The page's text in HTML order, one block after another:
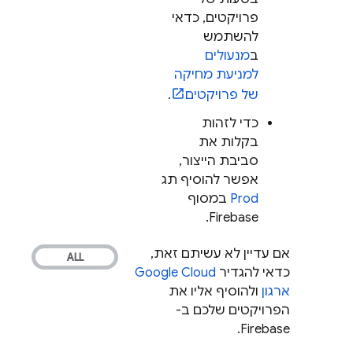
פרויקטים, כדאי
להשתמש
במנעולים
למניעת מחיקה
של פרויקטים
.
כדי לזהות
בקלות את
סביבת הייצור,
אפשר להוסיף תג
Prod במסוף
Firebase
.
אם עדיין לא עשיתם זאת,
כדאי להגדיר Google Cloud
ארגון ולהוסיף אליו את
הפרויקטים שלכם ב-
Firebase.